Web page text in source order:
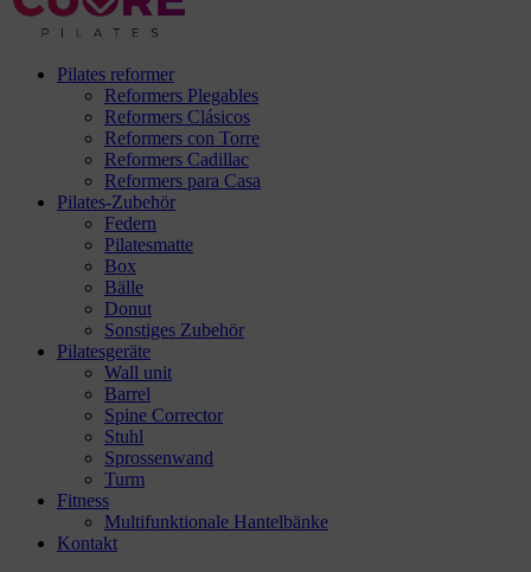
Pilates reformer
Reformers Plegables
Reformers Clásicos
Reformers con Torre
Reformers Cadillac
Reformers para Casa
Pilates-Zubehör
Federn
Pilatesmatte
Box
Bälle
Donut
Sonstiges Zubehör
Pilatesgeräte
Wall unit
Barrel
Spine Corrector
Stuhl
Sprossenwand
Turm
Fitness
Multifunktionale Hantelbänke
Kontakt